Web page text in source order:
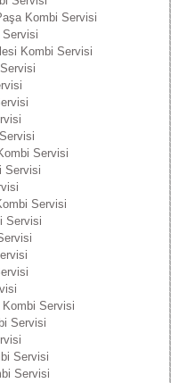
Kombi Servisi
Servisi
Kombi Servisi
Servisi
Servisi
Servisi
Servisi
Kombi Servisi
Servisi
Servisi
Servisi